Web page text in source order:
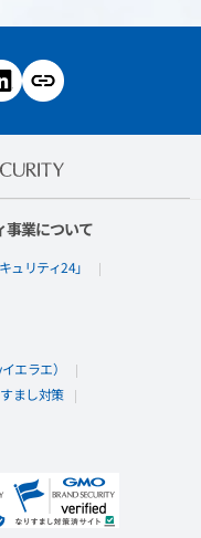
業について
リティ24」
エラエ）
まし対策